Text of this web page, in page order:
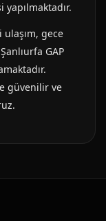
yapılmaktadır.
gece
GAP
güvenilir ve